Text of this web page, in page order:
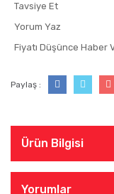
Tavsiye Et
Yorum Yaz
Fiyatı Düşünce Haber
Paylaş :
Ürün Bilgisi
Yorumlar